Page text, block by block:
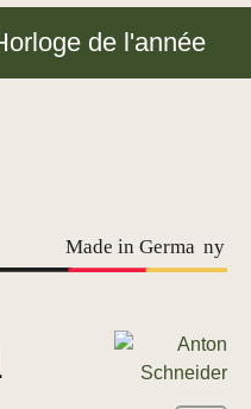
de l'année
Made in Germa ny